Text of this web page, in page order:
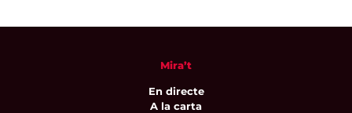
Mira’t
En directe
A la carta